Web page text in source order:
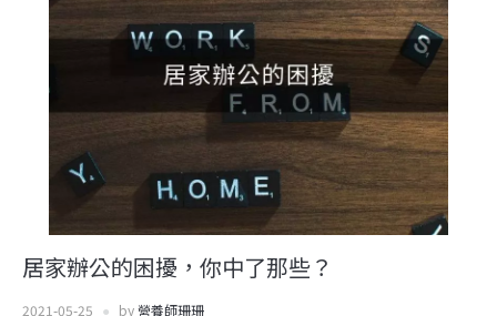
居家辦公的困擾，你中了那些？
2021-05-25 by營養師珊珊